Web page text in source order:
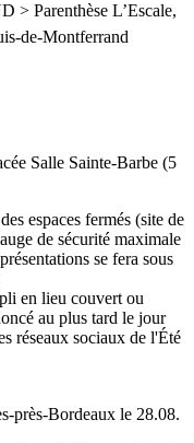
Parenthèse L’Escale,
de-Montferrand
Salle Sainte-Barbe (5
espaces fermés (site de
de sécurité maximale
se fera sous
en lieu couvert ou
au plus tard le jour
réseaux sociaux de l'Été
près-Bordeaux le 28.08.